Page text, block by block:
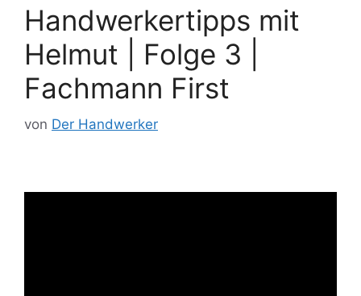
Handwerkertipps mit
Helmut | Folge 3 |
Fachmann First
von Der Handwerker